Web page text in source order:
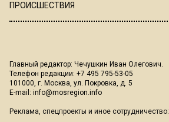
ПРОИСШЕСТВИЯ
Главный редактор: Чечушкин Иван Олегович.
Телефон редакции: +7 495 795-53-05
101000, г. Москва, ул. Покровка, д. 5
E-mail: info@mosregion.info
Реклама, спецпроекты и иное сотрудничество: